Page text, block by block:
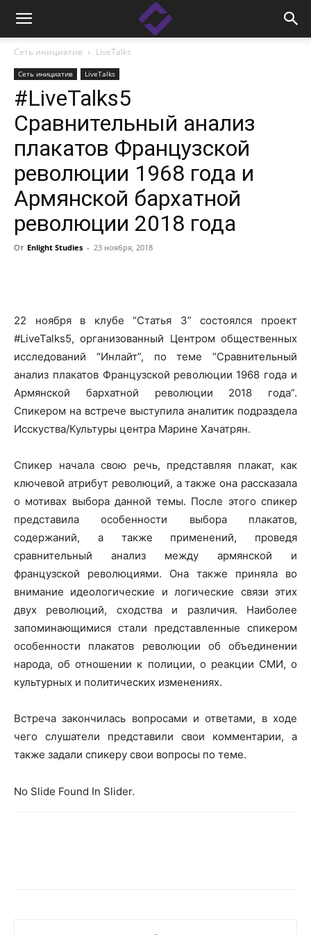
Сеть инициатив LiveTalks
Сеть инициатив LiveTalks
#LiveTalks5
Сравнительный анализ
плакатов Французской
революции 1968 года и
Армянской бархатной
революции 2018 года
От Enlight Studies - 23 ноября, 2018
22 ноября в клубе “Статья 3” состоялся проект
#LiveTalks5, организованный Центром общественных
исследований “Инлайт”, по теме “Сравнительный
анализ плакатов Французской революции 1968 года и
Армянской бархатной революции 2018 года”.
Спикером на встрече выступила аналитик подраздела
Исскуства/Культуры центра Марине Хачатрян.
Спикер начала свою речь, представляя плакат, как
ключевой атрибут революций, а также она рассказала
о мотивах выбора данной темы. После этого спикер
представила особенности выбора плакатов,
содержаний, а также применений, проведя
сравнительный анализ между армянской и
французской революциями. Она также приняла во
внимание идеологические и логические связи этих
двух революций, сходства и различия. Наиболее
запоминающимися стали представленные спикером
особенности плакатов революции об объединении
народа, об отношении к полиции, о реакции СМИ, о
культурных и политических изменениях.
Встреча закончилась вопросами и ответами, в ходе
чего слушатели представили свои комментарии, а
также задали спикеру свои вопросы по теме.
No Slide Found In Slider.